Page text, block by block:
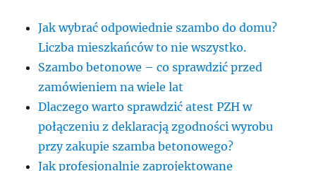
Jak wybrać odpowiednie szambo do domu?
Liczba mieszkańców to nie wszystko.
Szambo betonowe – co sprawdzić przed
zamówieniem na wiele lat
Dlaczego warto sprawdzić atest PZH w
połączeniu z deklaracją zgodności wyrobu
przy zakupie szamba betonowego?
Jak profesjonalnie zaprojektowane